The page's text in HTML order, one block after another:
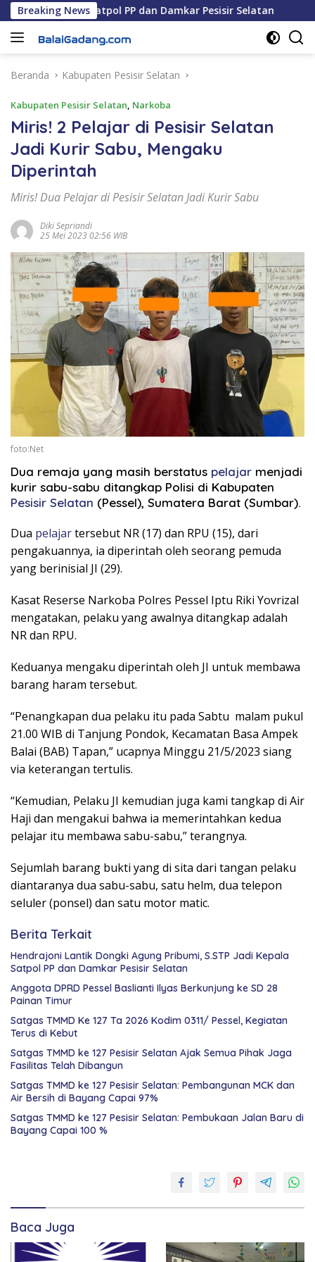
Langsung
ke
konten
Breaking News
Kepala Satpol PP dan Damkar Pesisir Selatan
Beranda Kabupaten Pesisir Selatan
Kabupaten Pesisir Selatan, Narkoba
Miris! 2 Pelajar di Pesisir Selatan
Jadi Kurir Sabu, Mengaku
Diperintah
Miris! Dua Pelajar di Pesisir Selatan Jadi Kurir Sabu
Diki Sepriandi
25 Mei 2023 02:56 WIB
foto:Net
Dua remaja yang masih berstatus pelajar menjadi
kurir sabu-sabu ditangkap Polisi di Kabupaten
Pesisir Selatan (Pessel), Sumatera Barat (Sumbar).
Dua pelajartersebut NR (17) dan RPU (15), dari
pengakuannya, ia diperintah oleh seorang pemuda
yang berinisial JI (29).
Kasat Reserse Narkoba Polres Pessel Iptu Riki Yovrizal
mengatakan, pelaku yang awalnya ditangkap adalah
NR dan RPU.
Keduanya mengaku diperintah oleh JI untuk membawa
barang haram tersebut.
“Penangkapan dua pelaku itu pada Sabtu malam pukul
21.00 WIB di Tanjung Pondok, Kecamatan Basa Ampek
Balai (BAB) Tapan,” ucapnya Minggu 21/5/2023 siang
via keterangan tertulis.
“Kemudian, Pelaku JI kemudian juga kami tangkap di Air
Haji dan mengakui bahwa ia memerintahkan kedua
pelajar itu membawa sabu-sabu,” terangnya.
Sejumlah barang bukti yang di sita dari tangan pelaku
diantaranya dua sabu-sabu, satu helm, dua telepon
seluler (ponsel) dan satu motor matic.
Berita Terkait
Hendrajoni Lantik Dongki Agung Pribumi, S.STP Jadi Kepala
Satpol PP dan Damkar Pesisir Selatan
Anggota DPRD Pessel Baslianti Ilyas Berkunjung ke SD 28
Painan Timur
Satgas TMMD Ke 127 Ta 2026 Kodim 0311/ Pessel, Kegiatan
Terus di Kebut
Satgas TMMD ke 127 Pesisir Selatan Ajak Semua Pihak Jaga
Fasilitas Telah Dibangun
Satgas TMMD ke 127 Pesisir Selatan: Pembangunan MCK dan
Air Bersih di Bayang Capai 97%
Satgas TMMD ke 127 Pesisir Selatan: Pembukaan Jalan Baru di
Bayang Capai 100 %
sabu
Narkoba
Baca Juga